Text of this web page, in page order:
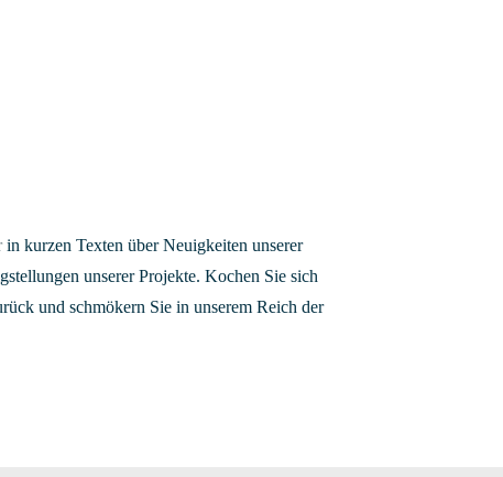
in kurzen Texten über Neuigkeiten unserer
unserer Projekte. Kochen Sie sich
und schmökern Sie in unserem Reich der